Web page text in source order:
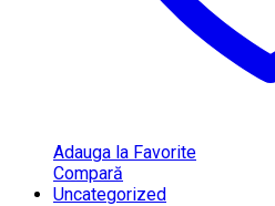
Adauga la Favorite
Compară
Uncategorized